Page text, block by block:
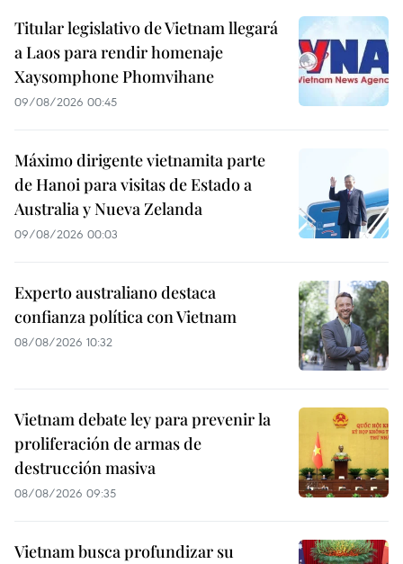
Titular legislativo de Vietnam llegará
a Laos para rendir homenaje
Xaysomphone Phomvihane
09/08/2026 00:45
Máximo dirigente vietnamita parte
de Hanoi para visitas de Estado a
Australia y Nueva Zelanda
09/08/2026 00:03
Experto australiano destaca
confianza política con Vietnam
08/08/2026 10:32
Vietnam debate ley para prevenir la
proliferación de armas de
destrucción masiva
08/08/2026 09:35
Vietnam busca profundizar su